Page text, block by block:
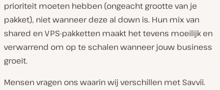
prioriteit moeten hebben (ongeacht grootte van je
pakket), niet wanneer deze al down is. Hun mix van
shared en VPS-pakketten maakt het tevens moeilijk en
verwarrend om op te schalen wanneer jouw business
groeit.
Mensen vragen ons waarin wij verschillen met Savvii.